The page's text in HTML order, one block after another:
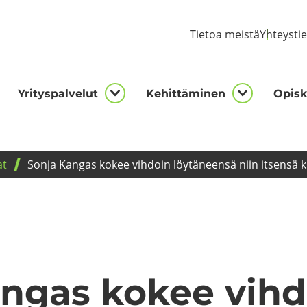
Tie­toa meis­tä
Yri­tys­pal­ve­lut
Yrityspalvelut
Ke­hit­tä­mi­nen
Sonja Kan­gas kokee vih­doin löy­tä­neen­sä niin
kokee